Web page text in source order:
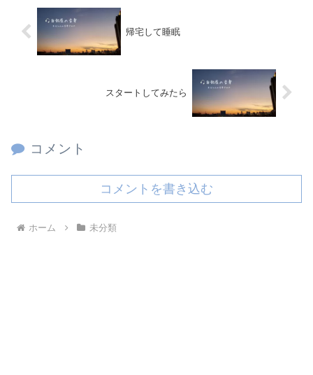
帰宅して睡眠
スタートしてみたら
コメント
コメントを書き込む
ホーム 未分類